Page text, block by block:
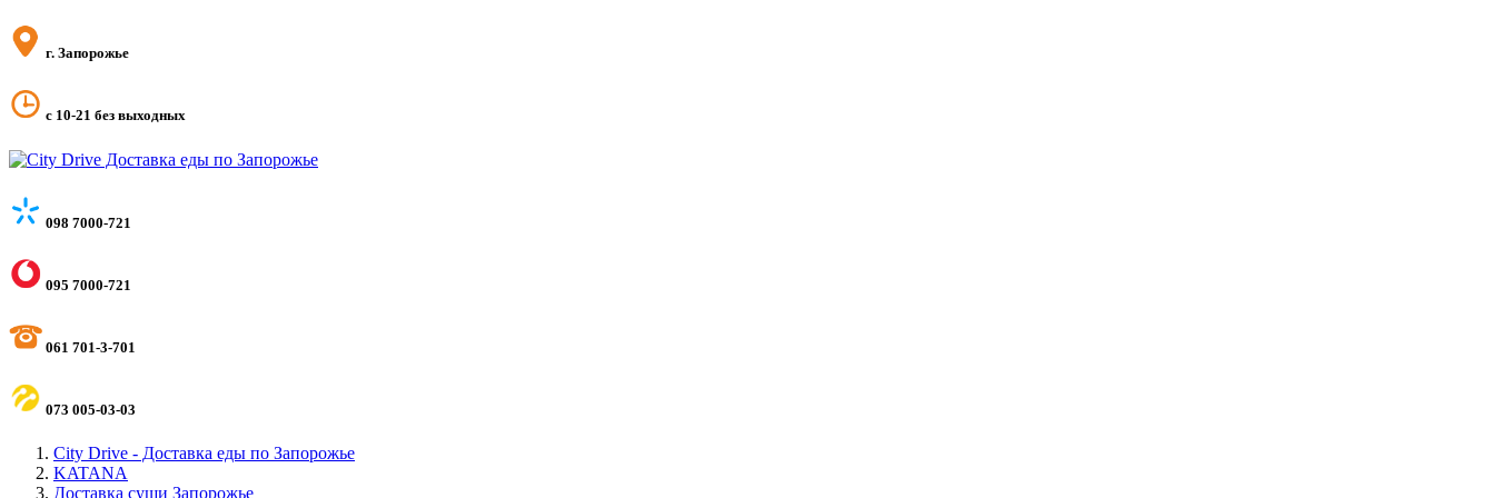
г. Запорожье
с 10-21 без выходных
098 7000-721
095 7000-721
061 701-3-701
073 005-03-03
City Drive - Доставка еды по Запорожье
KATANA
Доставка суши Запорожье